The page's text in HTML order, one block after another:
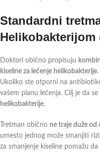
Standardni
Helikobakterijom
Doktori obično propisuju
kiseline za lečenje helikobakterije
Ukoliko ste otporni na
vašem planu lečenja. Cilj je da
helikobakterije.
Tretman obično ne traje duže od
umesto jednog može smanjiti
za smanjenje kiseline pomažu